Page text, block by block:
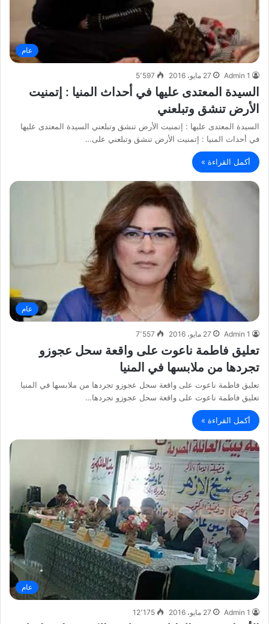
عام
Admin 1 27 مايو، 2016 5٬597
السيدة المعتدى عليها في أحداث المنيا : إتمنيت
الأرض تنشق وتبلعني
السيدة المعتدى عليها : إتمنيت الأرض تنشق وتبلعني السيدة المعتدى عليها
في أحداث المنيا : إتمنيت الأرض تنشق وتبلعني على…
أكمل القراءة »
عام
Admin 1 27 مايو، 2016 7٬557
تعليق فاطمة ناعوت على واقعة سحل عجوزو
تجردها من ملابسها في المنيا
تعليق فاطمة ناعوت على واقعة سحل عجوزو تجردها من ملابسها في المنيا
تعليق فاطمة ناعوت على واقعة سحل عجوزو تجردها…
أكمل القراءة »
عام
Admin 1 27 مايو، 2016 12٬175